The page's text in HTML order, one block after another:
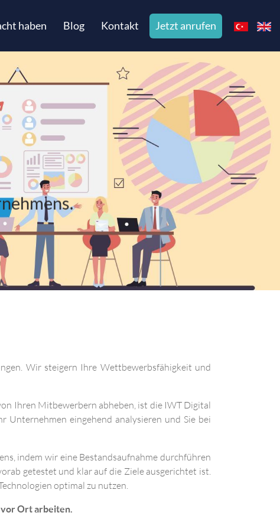
haben Blog Kontakt Jetzt anrufen
Wir steigern Ihre Wettbewerbsfähigkeit und
Ihren Mitbewerbern abheben, ist die IWT Digital
eingehend analysieren und Sie bei
indem wir eine Bestandsaufnahme durchführen
getestet und klar auf die Ziele ausgerichtet ist.
optimal zu nutzen.
vor Ort arbeiten.